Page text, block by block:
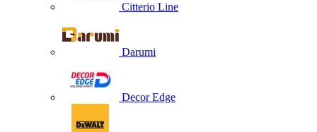
Citterio Line
Darumi
Decor Edge